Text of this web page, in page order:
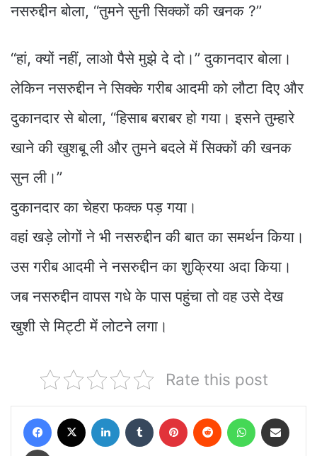
नसरुद्दीन बोला, ‘‘तुमने सुनी सिक्कों की खनक ?’’
‘‘हां, क्यों नहीं, लाओ पैसे मुझे दे दो।’’ दुकानदार बोला।
लेकिन नसरुद्दीन ने सिक्के गरीब आदमी को लौटा दिए और
दुकानदार से बोला, ‘‘हिसाब बराबर हो गया। इसने तुम्हारे
खाने की खुशबू ली और तुमने बदले में सिक्कों की खनक
सुन ली।’’
दुकानदार का चेहरा फक्क पड़ गया।
वहां खड़े लोगों ने भी नसरुद्दीन की बात का समर्थन किया।
उस गरीब आदमी ने नसरुद्दीन का शुक्रिया अदा किया।
जब नसरुद्दीन वापस गधे के पास पहुंचा तो वह उसे देख
खुशी से मिट्टी में लोटने लगा।
Rate this post
Facebook LinkedIn Tumblr Pinterest Reddit WhatsApp
Print